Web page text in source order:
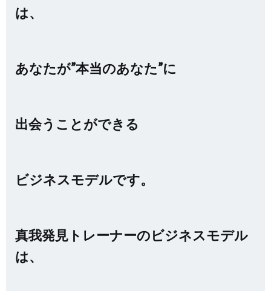
は、
あなたが”本当のあなた”に
出会うことができる
ビジネスモデルです。
真我発見トレーナーのビジネスモデル
は、